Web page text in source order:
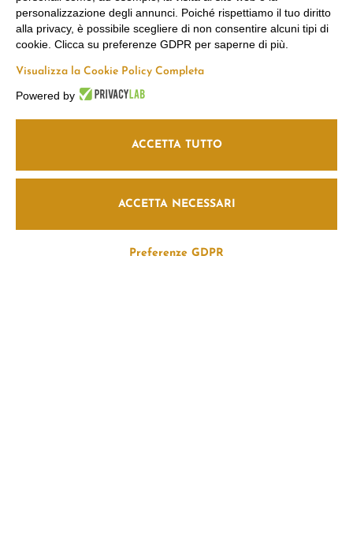
personalizzazione degli annunci. Poiché rispettiamo il tuo diritto
alla privacy, è possibile scegliere di non consentire alcuni tipi di
cookie. Clicca su preferenze GDPR per saperne di più.
Visualizza la Cookie Policy Completa
Powered by
ACCETTA TUTTO
ACCETTA NECESSARI
Preferenze GDPR